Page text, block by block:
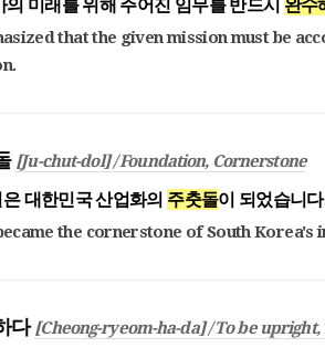
의 미래를 위해 주어진 임무를 반드시 완수
that the given mission must be
[Ju-chut-dol] / Foundation, Cornerstone
대한민국 산업화의 주춧돌이 되었습니
the cornerstone of South
다[Cheong-ryeom-ha-da] / To be